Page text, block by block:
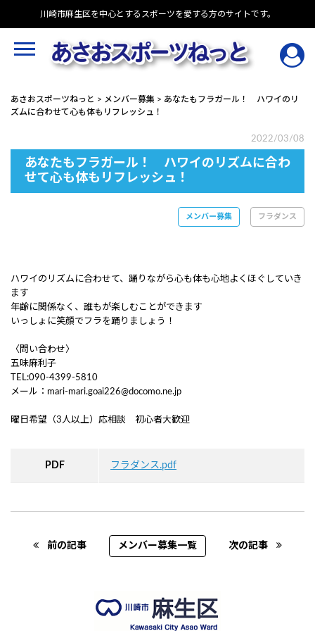
川崎市麻生区を中心とするスポーツを愛する方のサイトです。
あさおスポーツねっと > メンバー募集 > あなたもフラガール！ ハワイのリ
ズムに合わせて心も体もリフレッシュ！
2022/03/08
あなたもフラガール！ ハワイのリズムに合わ
せて心も体もリフレッシュ！
メンバー募集 フラダンス
ハワイのリズムに合わせて、踊りながら心も体も心地よくほぐしていき
ます
年齢に関係なく、誰もが楽しむことができます
いっしょに笑顔でフラを踊りましょう！
〈問い合わせ〉
五味麻利子
TEL:090-4399-5810
メール：mari-mari.goai226@docomo.ne.jp
曜日希望（3人以上）応相談 初心者大歓迎
PDF フラダンス.pdf
Post navigation
前の記事 メンバー募集一覧 次の記事